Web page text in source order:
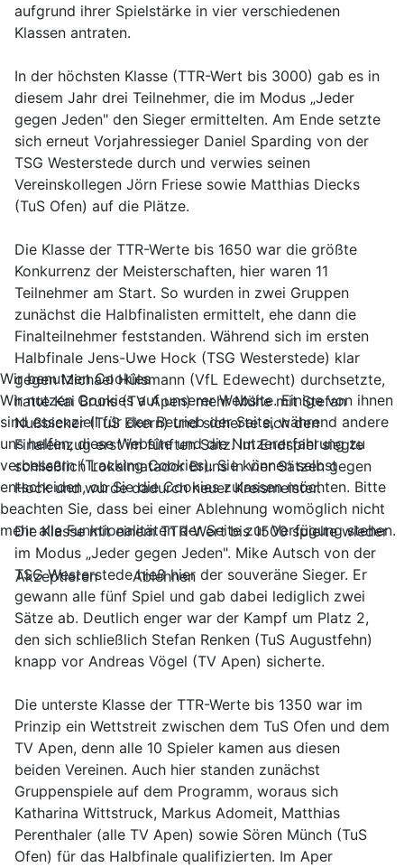
aufgrund ihrer Spielstärke in vier verschiedenen
Klassen antraten.
In der höchsten Klasse (TTR-Wert bis 3000) gab es in
diesem Jahr drei Teilnehmer, die im Modus „Jeder
gegen Jeden" den Sieger ermittelten. Am Ende setzte
sich erneut Vorjahressieger Daniel Sparding von der
TSG Westerstede durch und verwies seinen
Vereinskollegen Jörn Friese sowie Matthias Diecks
(TuS Ofen) auf die Plätze.
Die Klasse der TTR-Werte bis 1650 war die größte
Konkurrenz der Meisterschaften, hier waren 11
Teilnehmer am Start. So wurden in zwei Gruppen
zunächst die Halbfinalisten ermittelt, ehe dann die
Finalteilnehmer feststanden. Während sich im ersten
Halbfinale Jens-Uwe Hock (TSG Westerstede) klar
gegen Michael Hülsmann (VfL Edewecht) durchsetzte,
hatte Kai Bruns (TV Apen) mehr Mühe mit Stefan
Nußbicker (TuS Ekern) und sicherte sich den
Finaleinzug erst im fünften Satz. Im Endspiel siegte
schließlich Lokalmatador Bruns in vier Sätzen gegen
Hock und wurde dadurch neuer Kreismeister.
Die Klasse mit einem TTR-Wert bis 1500 spielte wieder
im Modus „Jeder gegen Jeden". Mike Autsch von der
TSG Westerstede hieß hier der souveräne Sieger. Er
gewann alle fünf Spiel und gab dabei lediglich zwei
Sätze ab. Deutlich enger war der Kampf um Platz 2,
den sich schließlich Stefan Renken (TuS Augustfehn)
knapp vor Andreas Vögel (TV Apen) sicherte.
Die unterste Klasse der TTR-Werte bis 1350 war im
Prinzip ein Wettstreit zwischen dem TuS Ofen und dem
TV Apen, denn alle 10 Spieler kamen aus diesen
beiden Vereinen. Auch hier standen zunächst
Gruppenspiele auf dem Programm, woraus sich
Katharina Wittstruck, Markus Adomeit, Matthias
Perenthaler (alle TV Apen) sowie Sören Münch (TuS
Ofen) für das Halbfinale qualifizierten. Im Aper
Wir benutzen Cookies
Wir nutzen Cookies auf unserer Website. Einige von ihnen
sind essenziell für den Betrieb der Seite, während andere
uns helfen, diese Website und die Nutzererfahrung zu
verbessern (Tracking Cookies). Sie können selbst
entscheiden, ob Sie die Cookies zulassen möchten. Bitte
beachten Sie, dass bei einer Ablehnung womöglich nicht
mehr alle Funktionalitäten der Seite zur Verfügung stehen.
Akzeptieren Ablehnen